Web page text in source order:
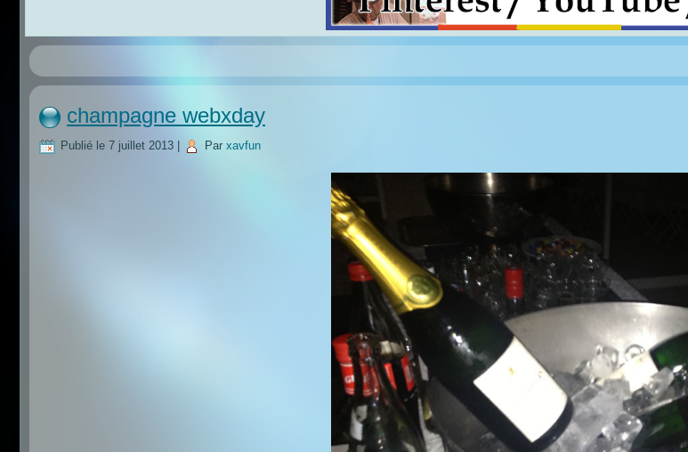
champagne webxday
Publié le 7 juillet 2013 Par xavfun